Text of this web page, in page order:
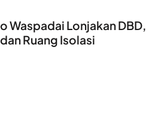
Waspadai Lonjakan DBD,
Ruang Isolasi